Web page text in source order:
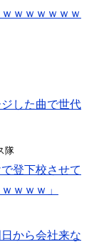
ｗｗｗｗｗｗ
した曲で世代
隊
登下校させて
ｗｗｗ」
から会社来な